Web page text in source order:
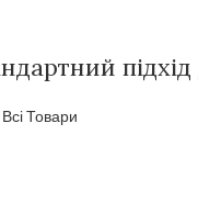
Всі Товари